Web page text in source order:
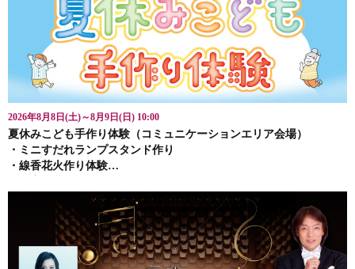
2026年8月8日(土)～8月9日(日) 10:00
夏休みこども手作り体験（コミュニケーションエリア会場）
・ミニすだれランプスタンド作り
・線香花火作り体験